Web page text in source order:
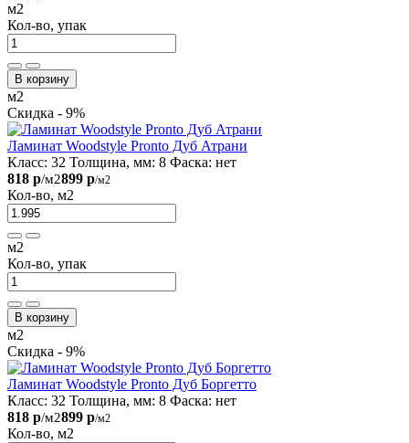
м2
Кол-во, упак
В корзину
м2
Скидка - 9%
Ламинат Woodstyle Pronto Дуб Атрани
Класс: 32 Толщина, мм: 8 Фаска: нет
818 р/м2899 р/м2
Кол-во, м2
м2
Кол-во, упак
В корзину
м2
Скидка - 9%
Ламинат Woodstyle Pronto Дуб Боргетто
Класс: 32 Толщина, мм: 8 Фаска: нет
818 р/м2899 р/м2
Кол-во, м2